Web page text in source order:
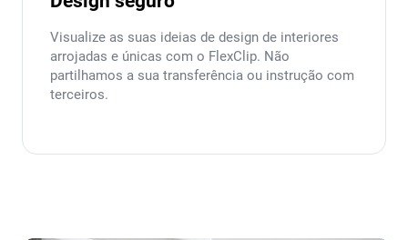
Visualize as suas ideias de design de interiores
arrojadas e únicas com o FlexClip. Não
partilhamos a sua transferência ou instrução com
terceiros.